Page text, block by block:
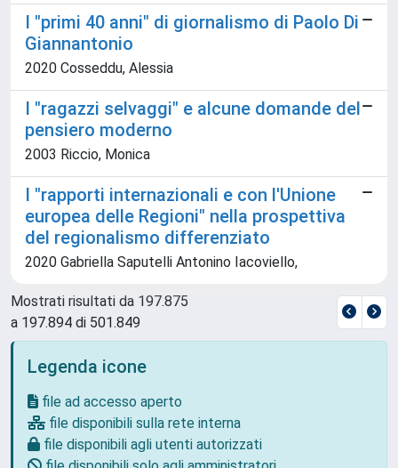
I "primi 40 anni" di giornalismo di Paolo Di
Giannantonio
2020 Cosseddu, Alessia
I "ragazzi selvaggi" e alcune domande del
pensiero moderno
2003 Riccio, Monica
I "rapporti internazionali e con l'Unione
europea delle Regioni" nella prospettiva
del regionalismo differenziato
2020 Gabriella Saputelli Antonino Iacoviello,
Mostrati risultati da 197.875
a 197.894 di 501.849
Legenda icone
file ad accesso aperto
file disponibili sulla rete interna
file disponibili agli utenti autorizzati